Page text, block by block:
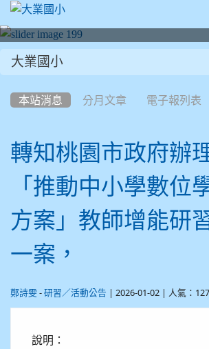
大業國小
本站消息 分月文章 電子報列表
轉知桃園市政府辦
「推動中小學數位
方案」教師增能研
一案，
鄭詩雯 - 研習／活動公告 | 2026-01-02 | 人氣：127
說明：